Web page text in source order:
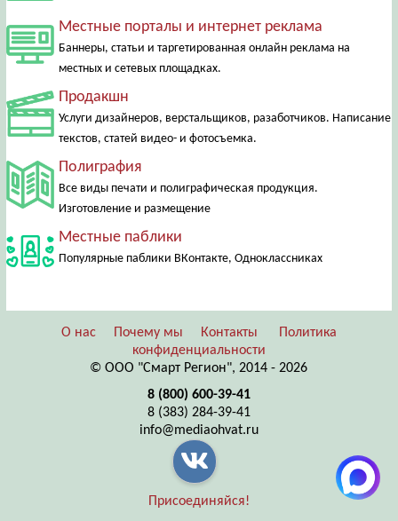
Местные порталы и интернет реклама
Баннеры, статьи и таргетированная онлайн реклама на
местных и сетевых площадках.
Продакшн
Услуги дизайнеров, верстальщиков, разаботчиков. Написание
текстов, статей видео- и фотосъемка.
Полиграфия
Все виды печати и полиграфическая продукция.
Изготовление и размещение
Местные паблики
Популярные паблики ВКонтакте, Одноклассниках
О нас Почему мы Контакты
Политика
конфиденциальности
© ООО "Смарт Регион", 2014 - 2026
8 (800) 600-39-41
8 (383) 284-39-41
info@mediaohvat.ru
Присоединяйся!